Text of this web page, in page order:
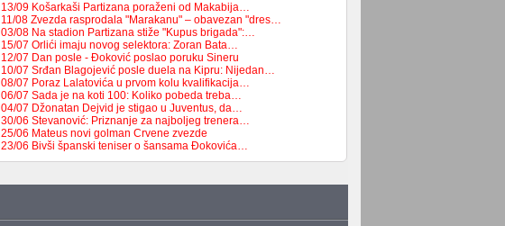
13/09 Košarkaši Partizana poraženi od Makabija…
11/08 Zvezda rasprodala "Marakanu" – obavezan "dres…
03/08 Na stadion Partizana stiže "Kupus brigada":…
15/07 Orlići imaju novog selektora: Zoran Bata…
12/07 Dan posle - Đoković poslao poruku Sineru
10/07 Srđan Blagojević posle duela na Kipru: Nijedan…
08/07 Poraz Lalatovića u prvom kolu kvalifikacija…
06/07 Sada je na koti 100: Koliko pobeda treba…
04/07 Džonatan Dejvid je stigao u Juventus, da…
30/06 Stevanović: Priznanje za najboljeg trenera…
25/06 Mateus novi golman Crvene zvezde
23/06 Bivši španski teniser o šansama Đokovića…